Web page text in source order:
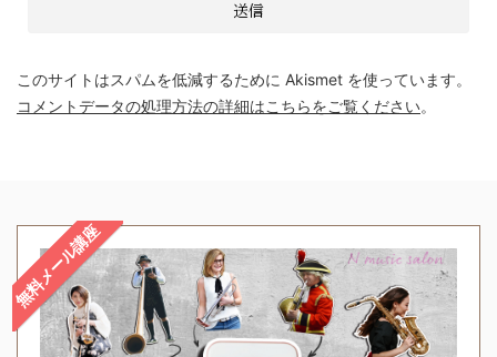
このサイトはスパムを低減するために Akismet を使っています。
コメントデータの処理方法の詳細はこちらをご覧ください。
無料メール講座